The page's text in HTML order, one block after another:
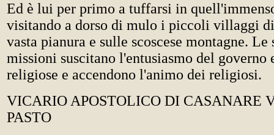
Ed è lui per primo a tuffarsi in
visitando a dorso di mulo i piccoli villaggi
vasta pianura e sulle scoscese montagne.
missioni suscitano l'entusiasmo del governo
religiose e accendono l'animo dei religiosi.
VICARIO APOSTOLICO DI CASANARE
PASTO